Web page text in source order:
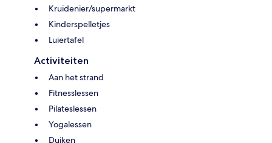
Kruidenier/supermarkt
Kinderspelletjes
Luiertafel
Activiteiten
Aan het strand
Fitnesslessen
Pilateslessen
Yogalessen
Duiken